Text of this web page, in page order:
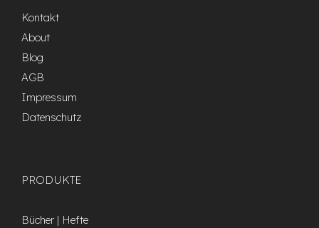
Kontakt
About
Blog
AGB
Impressum
Datenschutz
PRODUKTE
Bücher | Hefte